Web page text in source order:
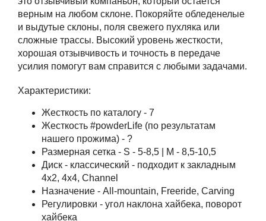
верным на любом склоне. Покоряйте обледенелые
и выдутые склоны, поля свежего пухляка или
сложные трассы. Высокий уровень жесткости,
хорошая отзывчивость и точность в передаче
усилия помогут вам справится с любыми задачами.
Характеристики:
Жесткость по каталогу - 7
Жесткость #powderLife (по результатам
нашего прожима) - ?
Размерная сетка - S - 5-8,5 | M - 8,5-10,5
Диск - классический - подходит к закладным
4x2, 4x4, Channel
Назначение - All-mountain, Freeride, Carving
Регулировки - угол наклона хайбека, поворот
хайбека